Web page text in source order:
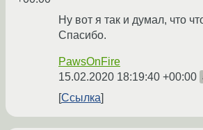
Ну вот я так и думал, что
Спасибо.
PawsOnFire
15.02.2020 18:19:40 +00:00
Ссылка